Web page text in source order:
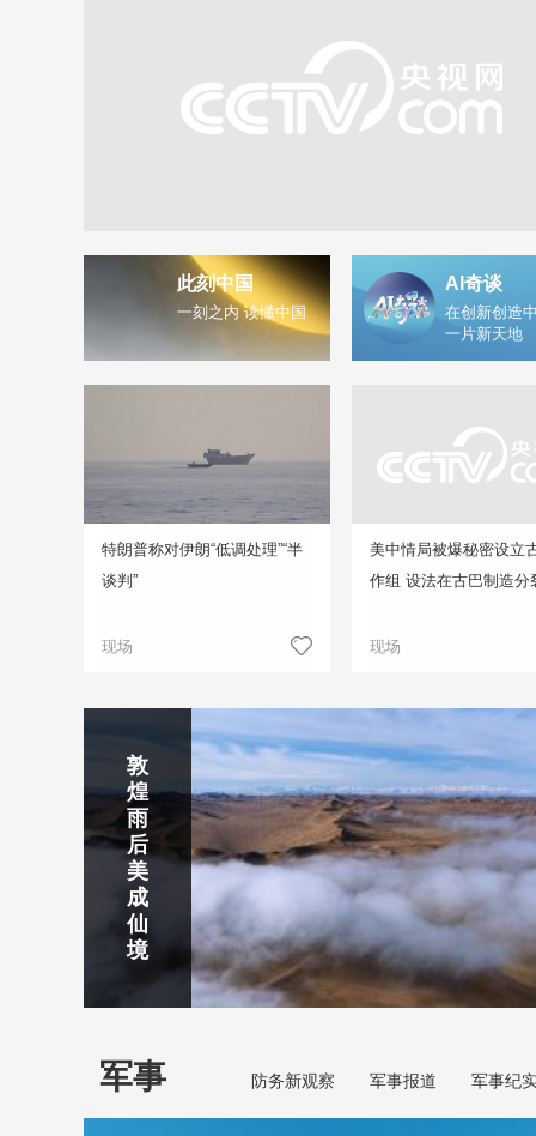
此刻中国
一刻之内 读懂中国
AI奇谈
在创新创造
一片新天地
特朗普称对伊朗“低调处理”“半
谈判”
现场
美中情局被爆秘密设立
作组 设法在古巴制造分
现场
静赏京娘湖
京娘湖位于邯郸武安市口上村北，常年平均气温19摄氏度，夏
温26摄氏度，是避暑休闲佳地。
吉
林
市
北
山
公
园
云
探
古
北
水
镇
南
京
玄
武
湖
景
区
焦
作
红
石
峡
秦
皇
岛
金
梦
海
湾
剑
川
下
梅
岭
瀑
布
烟
雨
齐
云
山
敦
煌
雨
后
美
成
仙
境
军事 防务新观察 军事报道 军事纪